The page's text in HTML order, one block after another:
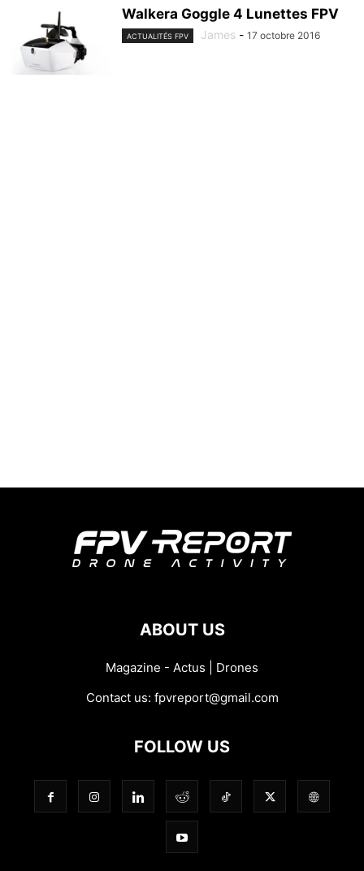
Walkera Goggle 4 Lunettes FPV
ACTUALITÉS FPV James - 17 octobre 2016
ABOUT US
Magazine - Actus | Drones
Contact us: fpvreport@gmail.com
FOLLOW US